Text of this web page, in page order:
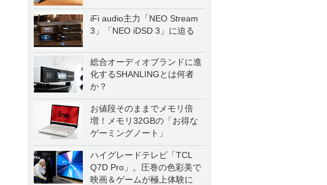
iFi audio主力「NEO Stream
3」「NEO iDSD 3」に迫る
総合オーディオブランドに進
化するSHANLINGとは何者
か？
お値段そのままでメモリ倍
増！メモリ32GBの「お得な
ゲーミングノート」
ハイグレードテレビ「TCL
Q7D Pro」。圧巻の色彩美で
映画＆ゲームが極上体験に